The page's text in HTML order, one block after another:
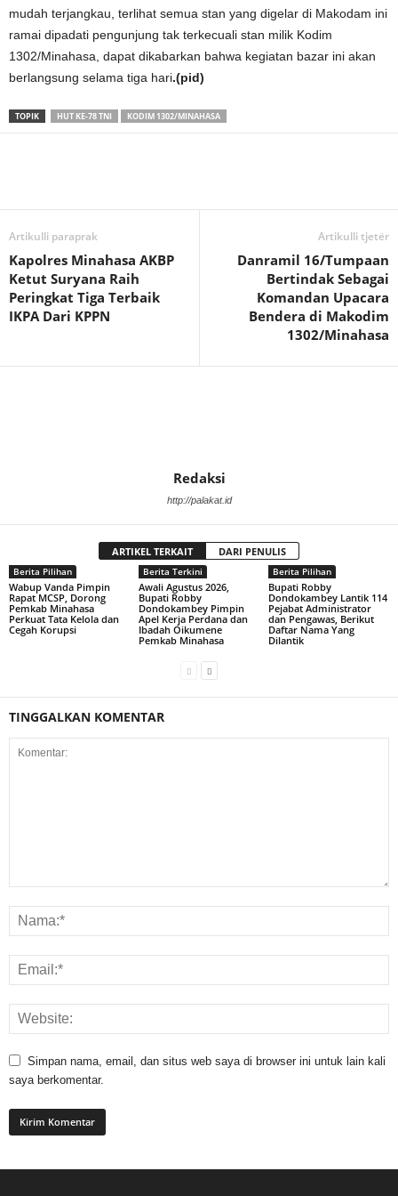
mudah terjangkau, terlihat semua stan yang digelar di Makodam ini
ramai dipadati pengunjung tak terkecuali stan milik Kodim
1302/Minahasa, dapat dikabarkan bahwa kegiatan bazar ini akan
berlangsung selama tiga hari.(pid)
TOPIK HUT KE-78 TNI KODIM 1302/MINAHASA
Artikulli paraprak
Kapolres Minahasa AKBP
Ketut Suryana Raih
Peringkat Tiga Terbaik
IKPA Dari KPPN
Artikulli tjetër
Danramil 16/Tumpaan
Bertindak Sebagai
Komandan Upacara
Bendera di Makodim
1302/Minahasa
Redaksi
http://palakat.id
ARTIKEL TERKAIT DARI PENULIS
Berita Pilihan
Wabup Vanda Pimpin
Rapat MCSP, Dorong
Pemkab Minahasa
Perkuat Tata Kelola dan
Cegah Korupsi
Berita Terkini
Awali Agustus 2026,
Bupati Robby
Dondokambey Pimpin
Apel Kerja Perdana dan
Ibadah Oikumene
Pemkab Minahasa
Berita Pilihan
Bupati Robby
Dondokambey Lantik 114
Pejabat Administrator
dan Pengawas, Berikut
Daftar Nama Yang
Dilantik
TINGGALKAN KOMENTAR
Simpan nama, email, dan situs web saya di browser ini untuk lain kali
saya berkomentar.